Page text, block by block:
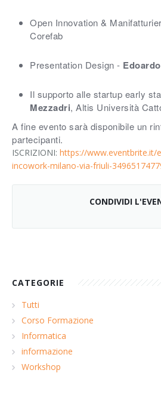
Open Innovation &
Corefab
Presentation Design -
Il supporto alle startup early
Mezzadri, Altis Università
A fine evento sarà disponibile un
partecipanti.
ISCRIZIONI: https://www.eventbrite.it/
incowork-milano-via-friuli-
CONDIVIDI
CATEGORIE
Tutti
Corso Formazione
Informatica
informazione
Workshop